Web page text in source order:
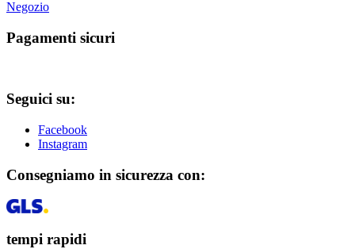
Negozio
Pagamenti sicuri
Seguici su:
Facebook
Instagram
Consegniamo in sicurezza con:
tempi rapidi